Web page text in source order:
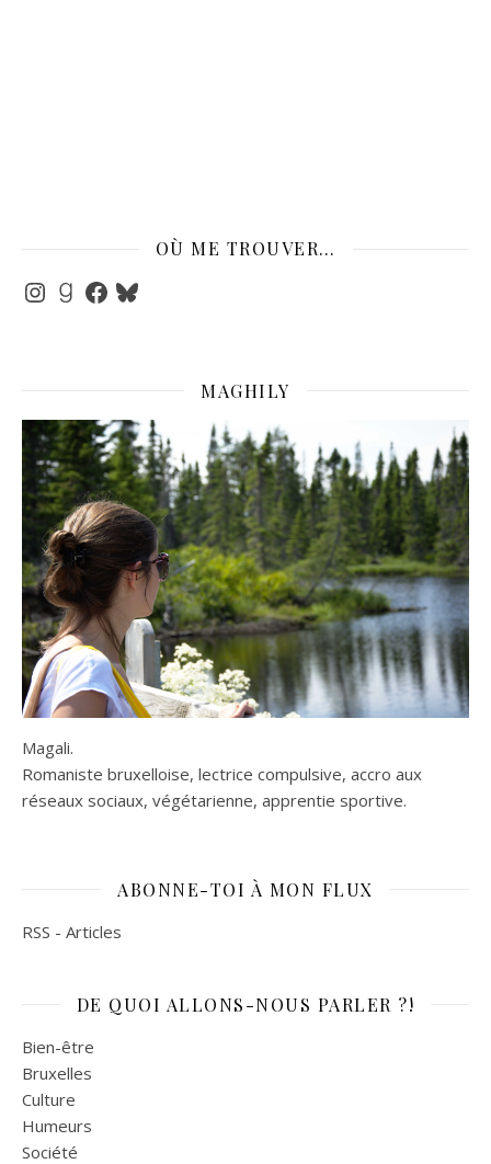
OÙ ME TROUVER…
Instagram
Goodreads
Facebook
Bluesky
MAGHILY
Magali.
Romaniste bruxelloise, lectrice compulsive, accro aux
réseaux sociaux, végétarienne, apprentie sportive.
ABONNE-TOI À MON FLUX
RSS - Articles
DE QUOI ALLONS-NOUS PARLER ?!
Bien-être
Bruxelles
Culture
Humeurs
Société